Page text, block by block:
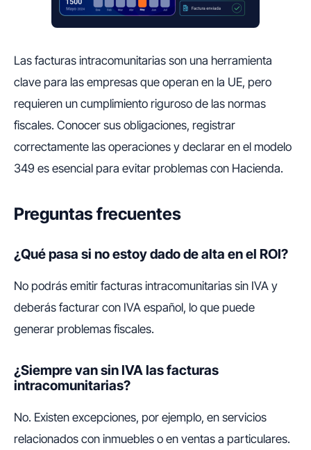
Las facturas intracomunitarias son una herramienta
clave para las empresas que operan en la UE, pero
requieren un cumplimiento riguroso de las normas
fiscales. Conocer sus obligaciones, registrar
correctamente las operaciones y declarar en el modelo
349 es esencial para evitar problemas con Hacienda.
Preguntas frecuentes
¿Qué pasa si no estoy dado de alta en el ROI?
No podrás emitir facturas intracomunitarias sin IVA y
deberás facturar con IVA español, lo que puede
generar problemas fiscales.
¿Siempre van sin IVA las facturas
intracomunitarias?
No. Existen excepciones, por ejemplo, en servicios
relacionados con inmuebles o en ventas a particulares.